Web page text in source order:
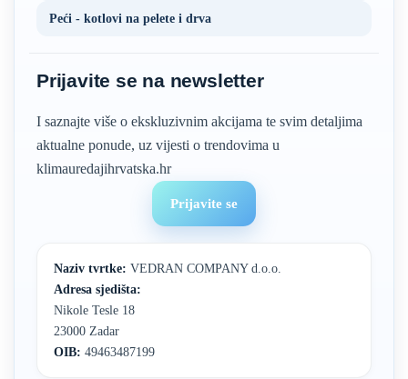
Peći - kotlovi na pelete i drva
Prijavite se na newsletter
I saznajte više o ekskluzivnim akcijama te svim detaljima
aktualne ponude, uz vijesti o trendovima u
klimauredajihrvatska.hr
Prijavite se
Naziv tvrtke: VEDRAN COMPANY d.o.o.
Adresa sjedišta:
Nikole Tesle 18
23000 Zadar
OIB: 49463487199